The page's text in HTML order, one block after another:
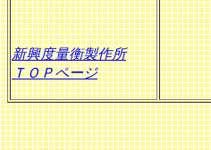
新興度量衡製作所
ＴＯＰページ